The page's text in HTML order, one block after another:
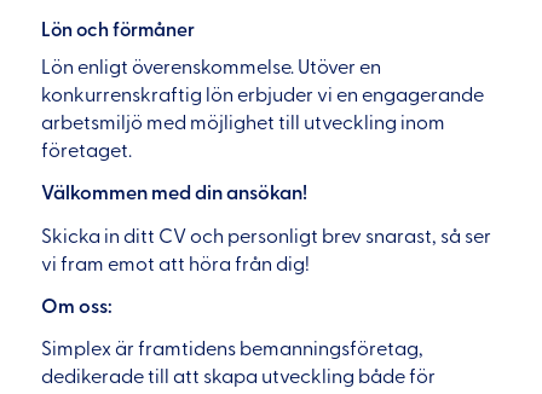
Lön och förmåner
Lön enligt överenskommelse. Utöver en
konkurrenskraftig lön erbjuder vi en engagerande
arbetsmiljö med möjlighet till utveckling inom
företaget.
Välkommen med din ansökan!
Skicka in ditt CV och personligt brev snarast, så ser
vi fram emot att höra från dig!
Om oss:
Simplex är framtidens bemanningsföretag,
dedikerade till att skapa utveckling både för